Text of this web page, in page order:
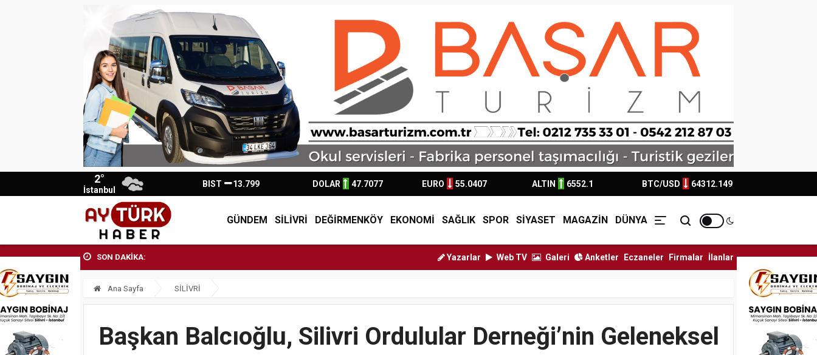
2°
İstanbul
BIST 13.799 DOLAR 47.7077 EURO 55.0407 ALTIN 6552.1 BTC/USD 64312.149
GÜNDEM SİLİVRİ DEĞİRMENKÖY EKONOMİ SAĞLIK SPOR SİYASET MAGAZİN DÜNYA
SON DAKİKA: Yazarlar Web TV Galeri Anketler Eczaneler Firmalar İlanlar
Ana Sayfa SİLİVRİ
Başkan Balcıoğlu, Silivri Ordulular Derneği’nin Geleneksel